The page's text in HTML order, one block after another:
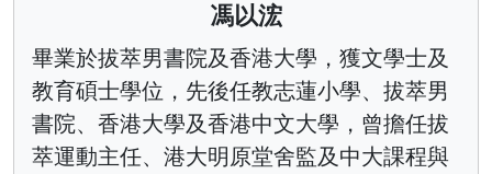
馮以浤
畢業於拔萃男書院及香港大學，獲文學士及
教育碩士學位，先後任教志蓮小學、拔萃男
書院、香港大學及香港中文大學，曾擔任拔
萃運動主任、港大明原堂舍監及中大課程與